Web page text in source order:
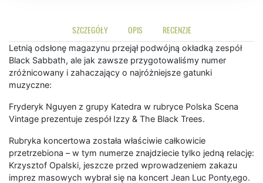
SZCZEGÓŁY OPIS RECENZJE
Letnią odsłonę magazynu przejął podwójną okładką zespół
Black Sabbath, ale jak zawsze przygotowaliśmy numer
zróżnicowany i zahaczający o najróżniejsze gatunki
muzyczne:
Fryderyk Nguyen z grupy Katedra w rubryce Polska Scena
Vintage prezentuje zespół Izzy & The Black Trees.
Rubryka koncertowa została właściwie całkowicie
przetrzebiona – w tym numerze znajdziecie tylko jedną relację:
Krzysztof Opalski, jeszcze przed wprowadzeniem zakazu
imprez masowych wybrał się na koncert Jean Luc Ponty‚ego.